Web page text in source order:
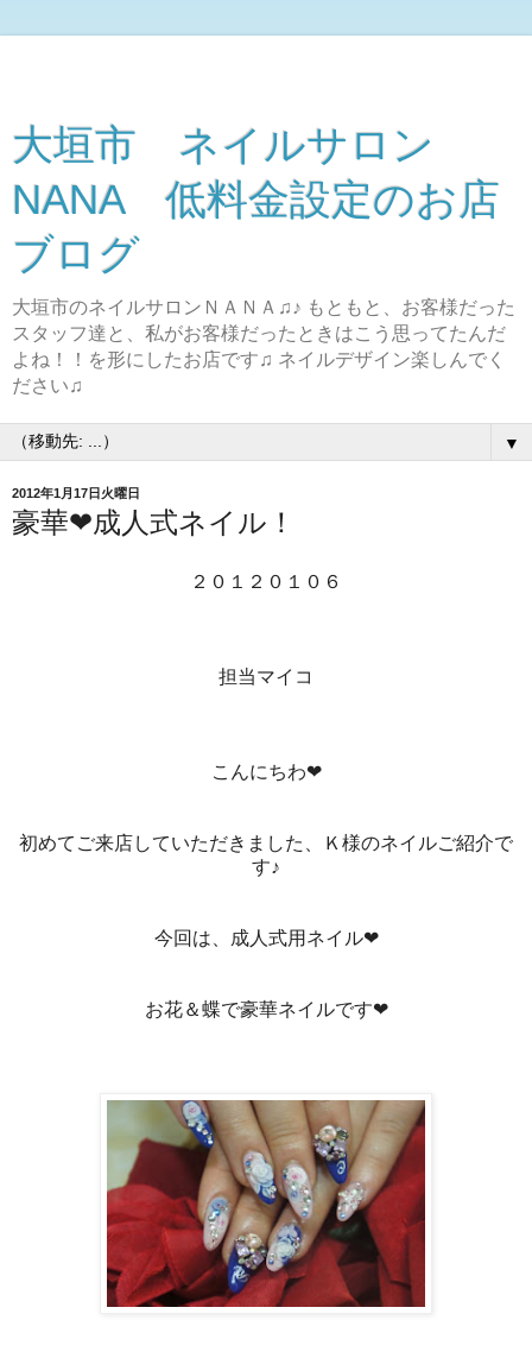
大垣市 ネイルサロン
NANA 低料金設定のお店
ブログ
大垣市のネイルサロンＮＡＮＡ♫♪ もともと、お客様だった
スタッフ達と、私がお客様だったときはこう思ってたんだ
よね！！を形にしたお店です♫ ネイルデザイン楽しんでく
ださい♫
▼
2012年1月17日火曜日
豪華❤成人式ネイル！
２０１２０１０６
担当マイコ
こんにちわ❤
初めてご来店していただきました、Ｋ様のネイルご紹介で
す♪
今回は、成人式用ネイル❤
お花＆蝶で豪華ネイルです❤